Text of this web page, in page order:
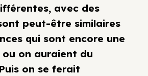
avec des
peut-être similaires
qui sont encore une
on auraient du
on se ferait